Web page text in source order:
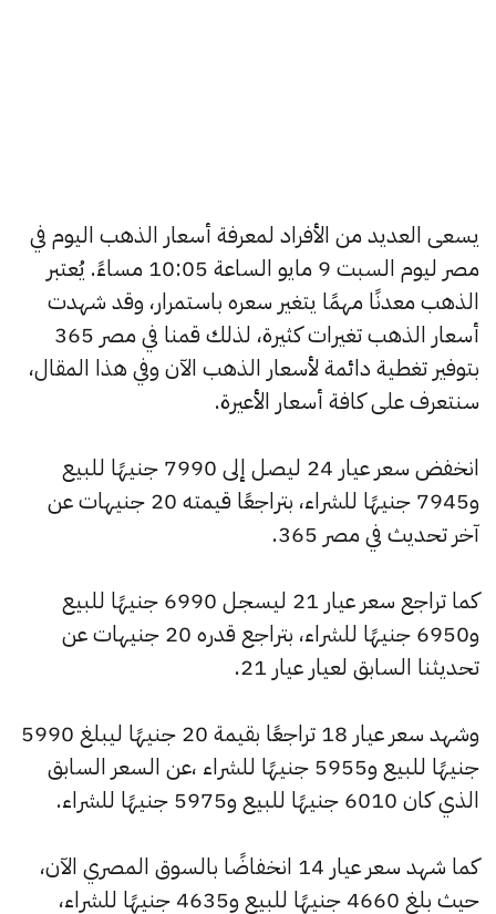
يسعى العديد من الأفراد لمعرفة أسعار الذهب اليوم في
مصر ليوم السبت 9 مايو الساعة 10:05 مساءً. يُعتبر
الذهب معدنًا مهمًا يتغير سعره باستمرار، وقد شهدت
أسعار الذهب تغيرات كثيرة، لذلك قمنا في مصر 365
بتوفير تغطية دائمة لأسعار الذهب الآن وفي هذا المقال،
سنتعرف على كافة أسعار الأعيرة.
انخفض سعر عيار 24 ليصل إلى 7990 جنيهًا للبيع
و7945 جنيهًا للشراء، بتراجعًا قيمته 20 جنيهات عن
آخر تحديث في مصر 365.
كما تراجع سعر عيار 21 ليسجل 6990 جنيهًا للبيع
و6950 جنيهًا للشراء، بتراجع قدره 20 جنيهات عن
تحديثنا السابق لعيار عيار 21.
وشهد سعر عيار 18 تراجعًا بقيمة 20 جنيهًا ليبلغ 5990
جنيهًا للبيع و5955 جنيهًا للشراء ،عن السعر السابق
الذي كان 6010 جنيهًا للبيع و5975 جنيهًا للشراء.
كما شهد سعر عيار 14 انخفاضًا بالسوق المصري الآن،
حيث بلغ 4660 جنيهًا للبيع و4635 جنيهًا للشراء،